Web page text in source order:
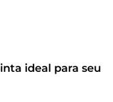
ideal para seu